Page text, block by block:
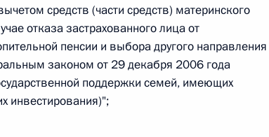
г. № 266-ФЗ
Федерации «О защите прав потребителей»
средств (части средств) материнского
отказа застрахованного лица от
пенсии и выбора другого направления
законом от 29 декабря 2006 года
поддержки семей, имеющих
инвестирования)";